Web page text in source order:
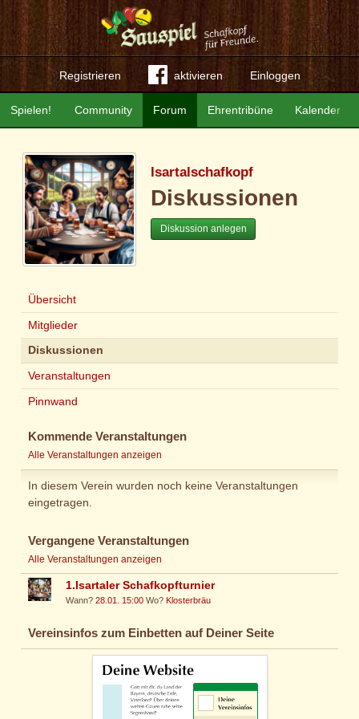
Registrieren aktivieren Einloggen
Community Forum Ehrentribüne Kalender
Spielen!
Isartalschafkopf
Diskussionen
Diskussion anlegen
Übersicht
Mitglieder
Diskussionen
Veranstaltungen
Pinnwand
Kommende Veranstaltungen
Alle Veranstaltungen anzeigen
In diesem Verein wurden noch keine Veranstaltungen
eingetragen.
Vergangene Veranstaltungen
Alle Veranstaltungen anzeigen
1.Isartaler Schafkopfturnier
Wann?28.01. 15:00 Wo? Klosterbräu
Vereinsinfos zum Einbetten auf Deiner Seite